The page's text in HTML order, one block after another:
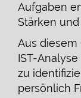
Aufgaben
Stärken
Aus
IST-
zu
persönlich